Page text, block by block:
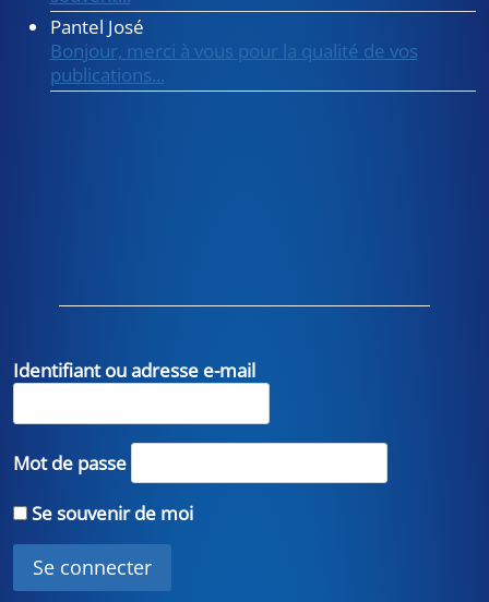
Pantel José
Bonjour, merci à vous pour la qualité de vos
publications...
Identifiant ou adresse e-mail
Mot de passe
Se souvenir de moi